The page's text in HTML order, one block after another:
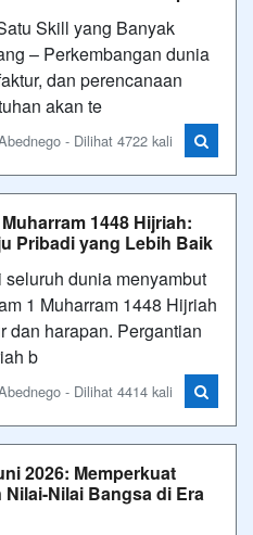
Skill yang Banyak
– Perkembangan dunia
dan perencanaan
akan te
- Dilihat 4722 kali
1448 Hijriah:
Pribadi yang Lebih Baik
dunia menyambut
1 Muharram 1448 Hijriah
dan harapan. Pergantian
b
- Dilihat 4414 kali
2026: Memperkuat
Nilai Bangsa di Era